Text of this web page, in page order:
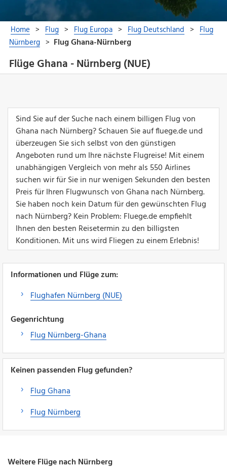
Flüge Ghana - Nürnberg (NUE)
Sind Sie auf der Suche nach einem billigen Flug von
Ghana nach Nürnberg? Schauen Sie auf fluege.de und
überzeugen Sie sich selbst von den günstigen
Angeboten rund um Ihre nächste Flugreise! Mit einem
unabhängigen Vergleich von mehr als 550 Airlines
suchen wir für Sie in nur wenigen Sekunden den besten
Preis für Ihren Flugwunsch von Ghana nach Nürnberg.
Sie haben noch kein Datum für den gewünschten Flug
nach Nürnberg? Kein Problem: Fluege.de empfiehlt
Ihnen den besten Reisetermin zu den billigsten
Konditionen. Mit uns wird Fliegen zu einem Erlebnis!
Informationen und Flüge zum:
Flughafen Nürnberg (NUE)
Gegenrichtung
Flug Nürnberg-Ghana
Keinen passenden Flug gefunden?
Flug Ghana
Flug Nürnberg
Weitere Flüge nach Nürnberg